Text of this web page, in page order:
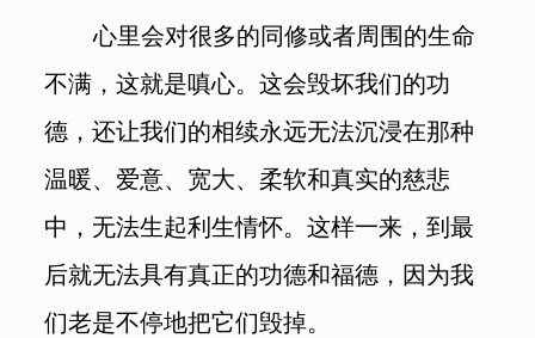
心里会对很多的同修或者周围的生命
不满，这就是嗔心。这会毁坏我们的功
德，还让我们的相续永远无法沉浸在那种
温暖、爱意、宽大、柔软和真实的慈悲
中，无法生起利生情怀。这样一来，到最
后就无法具有真正的功德和福德，因为我
们老是不停地把它们毁掉。